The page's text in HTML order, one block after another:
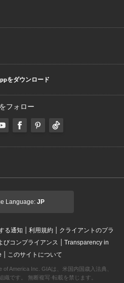
をダウンロード
フォロー
Language: JP
る通知 | 利用規約 | クライアントのプラ
びコンプライアンス | Transparency in
| このサイトについて
America Inc. GIAは、米国内国歳入法典、
です。 無断複写·転載を禁じます。